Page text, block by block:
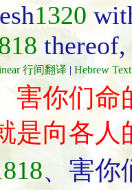
1320
行间翻译 | Hebrew
害你们命
是向各人
、害你